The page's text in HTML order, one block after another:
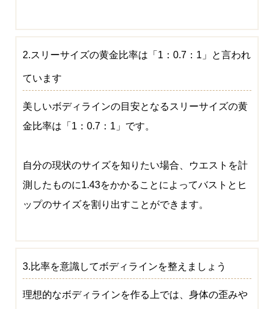
2.スリーサイズの黄金比率は「1：0.7：1」と言われ
ています
美しいボディラインの目安となるスリーサイズの黄
金比率は「1：0.7：1」です。
自分の現状のサイズを知りたい場合、ウエストを計
測したものに1.43をかかることによってバストとヒ
ップのサイズを割り出すことができます。
3.比率を意識してボディラインを整えましょう
理想的なボディラインを作る上では、身体の歪みや